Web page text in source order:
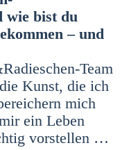
wie bist du
– und
Team
Kunst, die ich
mich
ein Leben
vor­stel­len …